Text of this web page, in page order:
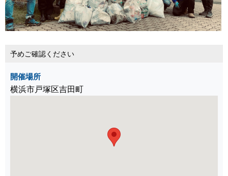
予めご確認ください
開催場所
横浜市戸塚区吉田町